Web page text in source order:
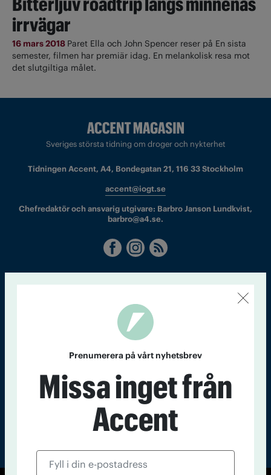
irrvägar
16 mars 2018 Paret Ella och John Spencer reser på En sista
semester, filmen har premiär idag. En melankolisk resa mot
det slutgiltiga målet.
Sveriges största tidning om droger och nykterhet
Tidningen Accent, A4, Bondegatan 21, 116 33 Stockholm
accent@iogt.se
Chefredaktör och ansvarig utgivare: Barbro Janson Lundkvist,
barbro@a4.se.
Accent
Prenumerera på vårt nyhetsbrev
Missa inget från
Accent